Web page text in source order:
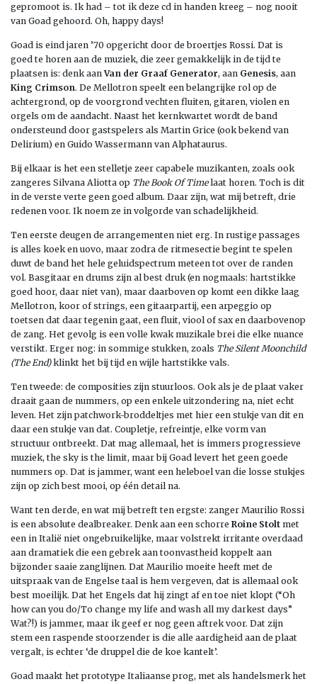
gepromoot is. Ik had – tot ik deze cd in handen kreeg – nog nooit
van Goad gehoord. Oh, happy days!
Goad is eind jaren ’70 opgericht door de broertjes Rossi. Dat is
goed te horen aan de muziek, die zeer gemakkelijk in de tijd te
plaatsen is: denk aanVan der Graaf Generator, aan Genesis, aan
King Crimson. De Mellotron speelt een belangrijke rol op de
achtergrond, op de voorgrond vechten fluiten, gitaren, violen en
orgels om de aandacht. Naast het kernkwartet wordt de band
ondersteund door gastspelers als Martin Grice (ook bekend van
Delirium) en Guido Wassermann van Alphataurus.
Bij elkaar is het een stelletje zeer capabele muzikanten, zoals ook
zangeres Silvana Aliotta op The Book Of Timelaat horen. Toch is dit
in de verste verte geen goed album. Daar zijn, wat mij betreft, drie
redenen voor. Ik noem ze in volgorde van schadelijkheid.
Ten eerste deugen de arrangementen niet erg. In rustige passages
is alles koek en uovo, maar zodra de ritmesectie begint te spelen
duwt de band het hele geluidspectrum meteen tot over de randen
vol. Basgitaar en drums zijn al best druk (en nogmaals: hartstikke
goed hoor, daar niet van), maar daarboven op komt een dikke laag
Mellotron, koor of strings, een gitaarpartij, een arpeggio op
toetsen dat daar tegenin gaat, een fluit, viool of sax en daarbovenop
de zang. Het gevolg is een volle kwak muzikale brei die elke nuance
verstikt. Erger nog: in sommige stukken, zoals The Silent Moonchild
(The End)klinkt het bij tijd en wijle hartstikke vals.
Ten tweede: de composities zijn stuurloos. Ook als je de plaat vaker
draait gaan de nummers, op een enkele uitzondering na, niet echt
leven. Het zijn patchwork-broddeltjes met hier een stukje van dit en
daar een stukje van dat. Coupletje, refreintje, elke vorm van
structuur ontbreekt. Dat mag allemaal, het is immers progressieve
muziek, the sky is the limit, maar bij Goad levert het geen goede
nummers op. Dat is jammer, want een heleboel van die losse stukjes
zijn op zich best mooi, op één detail na.
Want ten derde, en wat mij betreft ten ergste: zanger Maurilio Rossi
is een absolute dealbreaker. Denk aan een schorre Roine Stolt met
een in Italië niet ongebruikelijke, maar volstrekt irritante overdaad
aan dramatiek die een gebrek aan toonvastheid koppelt aan
bijzonder saaie zanglijnen. Dat Maurilio moeite heeft met de
uitspraak van de Engelse taal is hem vergeven, dat is allemaal ook
best moeilijk. Dat het Engels dat hij zingt af en toe niet klopt (“Oh
how can you do/To change my life and wash all my darkest days”
Wat?!) is jammer, maar ik geef er nog geen aftrek voor. Dat zijn
stem een raspende stoorzender is die alle aardigheid aan de plaat
vergalt, is echter ‘de druppel die de koe kantelt’.
Goad maakt het prototype Italiaanse prog, met als handelsmerk het